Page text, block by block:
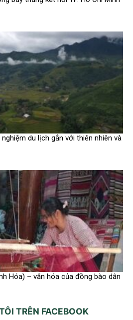
du lịch gắn với thiên nhiên và
Hóa) – văn hóa của đồng bào dân
TRÊN FACEBOOK